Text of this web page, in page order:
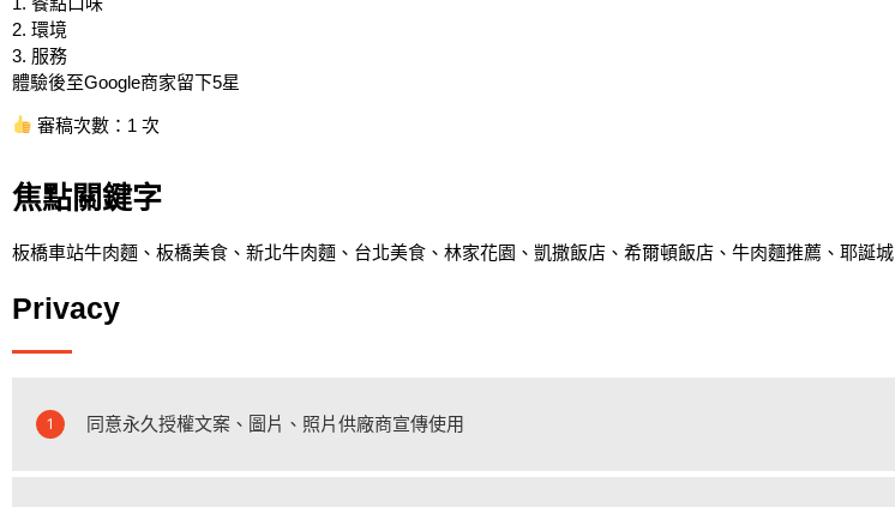
2. 環境
3. 服務
體驗後至Google商家留下5星
審稿次數：1 次
焦點關鍵字
板橋車站牛肉麵、板橋美食、新北牛肉麵、台北美食、林家花園、凱撒飯店、希爾頓飯店、牛肉麵推薦、耶誕城
Privacy
1 同意永久授權文案、圖片、照片供廠商宣傳使用